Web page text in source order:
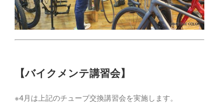
【バイクメンテ講習会】
※4月は上記のチューブ交換講習会を実施します。